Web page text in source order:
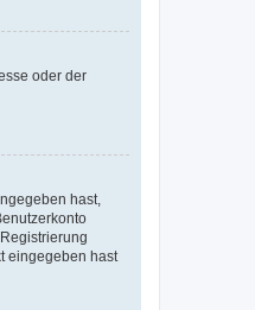
oder der
hast,
eingegeben hast